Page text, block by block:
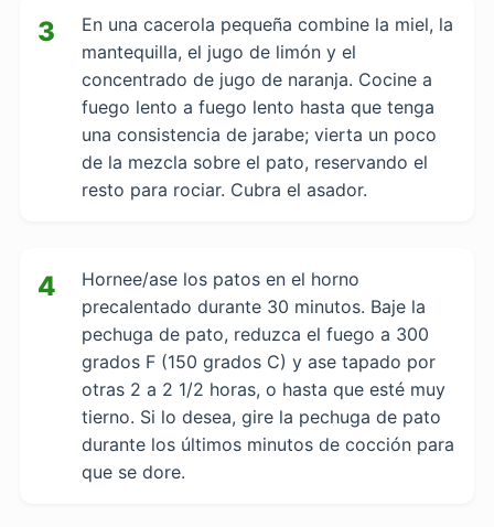
3
En una cacerola pequeña combine la miel, la
mantequilla, el jugo de limón y el
concentrado de jugo de naranja. Cocine a
fuego lento a fuego lento hasta que tenga
una consistencia de jarabe; vierta un poco
de la mezcla sobre el pato, reservando el
resto para rociar. Cubra el asador.
4
Hornee/ase los patos en el horno
precalentado durante 30 minutos. Baje la
pechuga de pato, reduzca el fuego a 300
grados F (150 grados C) y ase tapado por
otras 2 a 2 1/2 horas, o hasta que esté muy
tierno. Si lo desea, gire la pechuga de pato
durante los últimos minutos de cocción para
que se dore.